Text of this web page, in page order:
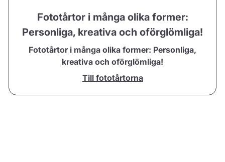
Fototårtor i många olika former:
Personliga, kreativa och oförglömliga!
Fototårtor i många olika former: Personliga,
kreativa och oförglömliga!
Till fototårtorna